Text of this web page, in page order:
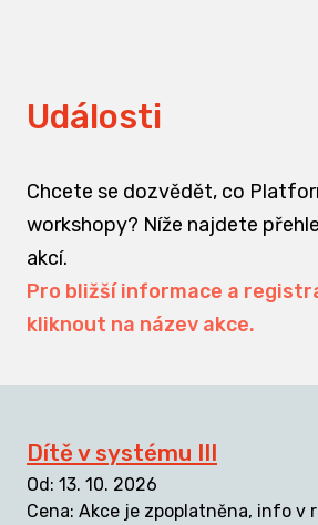
Události
Chcete se dozvědět, co
workshopy? Níže najdete
akcí.
Pro bližší informace a
kliknout na název akce.
Dítě v systému III
Od: 13. 10. 2026
Cena: Akce je zpoplatněna, info v